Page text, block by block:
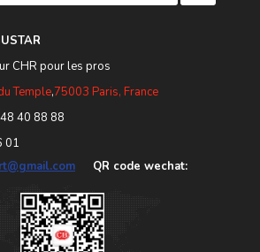
R
CHR pour les pros
Temple,75003 Paris, France
40 88 88
01
QR code wechat: